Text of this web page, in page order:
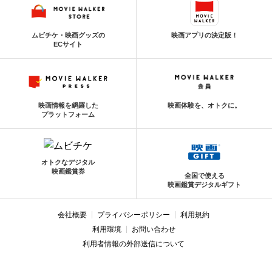
ムビチケ・映画グッズの
ECサイト
映画アプリの決定版！
映画情報を網羅した
プラットフォーム
映画体験を、オトクに。
オトクなデジタル
映画鑑賞券
全国で使える
映画鑑賞デジタルギフト
会社概要 プライバシーポリシー
利用規約
利用環境
お問い合わせ
利用者情報の外部送信について